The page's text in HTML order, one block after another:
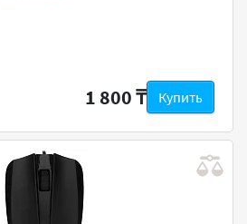
1 800 ₸ Купить